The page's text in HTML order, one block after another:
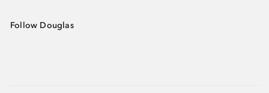
Follow Douglas